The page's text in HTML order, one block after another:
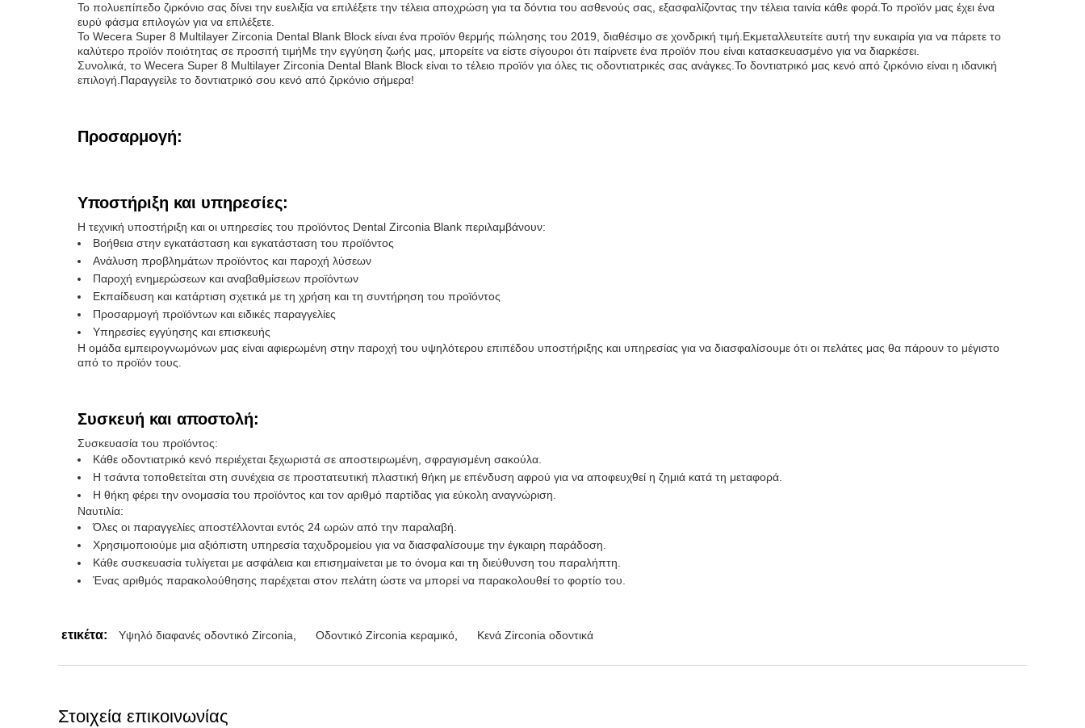
Το πολυεπίπεδο ζιρκόνιο σας δίνει την ευελιξία να επιλέξετε την τέλεια αποχρώση για τα δόντια του ασθενούς σας, εξασφαλίζοντας την τέλεια ταινία κάθε φορά.Το προϊόν μας έχει ένα
ευρύ φάσμα επιλογών για να επιλέξετε.
Το Wecera Super 8 Multilayer Zirconia Dental Blank Block είναι ένα προϊόν θερμής πώλησης του 2019, διαθέσιμο σε χονδρική τιμή.Εκμεταλλευτείτε αυτή την ευκαιρία για να πάρετε το
καλύτερο προϊόν ποιότητας σε προσιτή τιμήΜε την εγγύηση ζωής μας, μπορείτε να είστε σίγουροι ότι παίρνετε ένα προϊόν που είναι κατασκευασμένο για να διαρκέσει.
Συνολικά, το Wecera Super 8 Multilayer Zirconia Dental Blank Block είναι το τέλειο προϊόν για όλες τις οδοντιατρικές σας ανάγκες.Το δοντιατρικό μας κενό από ζιρκόνιο είναι η ιδανική
επιλογή.Παραγγείλε το δοντιατρικό σου κενό από ζιρκόνιο σήμερα!
Προσαρμογή:
Υποστήριξη και υπηρεσίες:
Η τεχνική υποστήριξη και οι υπηρεσίες του προϊόντος Dental Zirconia Blank περιλαμβάνουν:
Βοήθεια στην εγκατάσταση και εγκατάσταση του προϊόντος
Ανάλυση προβλημάτων προϊόντος και παροχή λύσεων
Παροχή ενημερώσεων και αναβαθμίσεων προϊόντων
Εκπαίδευση και κατάρτιση σχετικά με τη χρήση και τη συντήρηση του προϊόντος
Προσαρμογή προϊόντων και ειδικές παραγγελίες
Υπηρεσίες εγγύησης και επισκευής
Η ομάδα εμπειρογνωμόνων μας είναι αφιερωμένη στην παροχή του υψηλότερου επιπέδου υποστήριξης και υπηρεσίας για να διασφαλίσουμε ότι οι πελάτες μας θα πάρουν το μέγιστο
από το προϊόν τους.
Συσκευή και αποστολή:
Συσκευασία του προϊόντος:
Κάθε οδοντιατρικό κενό περιέχεται ξεχωριστά σε αποστειρωμένη, σφραγισμένη σακούλα.
Η τσάντα τοποθετείται στη συνέχεια σε προστατευτική πλαστική θήκη με επένδυση αφρού για να αποφευχθεί η ζημιά κατά τη μεταφορά.
Η θήκη φέρει την ονομασία του προϊόντος και τον αριθμό παρτίδας για εύκολη αναγνώριση.
Ναυτιλία:
Όλες οι παραγγελίες αποστέλλονται εντός 24 ωρών από την παραλαβή.
Χρησιμοποιούμε μια αξιόπιστη υπηρεσία ταχυδρομείου για να διασφαλίσουμε την έγκαιρη παράδοση.
Κάθε συσκευασία τυλίγεται με ασφάλεια και επισημαίνεται με το όνομα και τη διεύθυνση του παραλήπτη.
Ένας αριθμός παρακολούθησης παρέχεται στον πελάτη ώστε να μπορεί να παρακολουθεί το φορτίο του.
ετικέτα: Υψηλό διαφανές οδοντικό Zirconia Οδοντικό Zirconia κεραμικό Κενά Zirconia οδοντικά
Στοιχεία επικοινωνίας